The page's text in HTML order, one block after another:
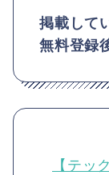
掲載して
無料登録
【テ